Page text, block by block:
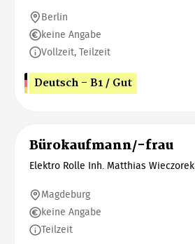
Berlin
keine Angabe
Vollzeit, Teilzeit
Deutsch - B1 / Gut
Bürokaufmann/-frau
Elektro Rolle Inh. Matthias Wieczorek
Magdeburg
keine Angabe
Teilzeit